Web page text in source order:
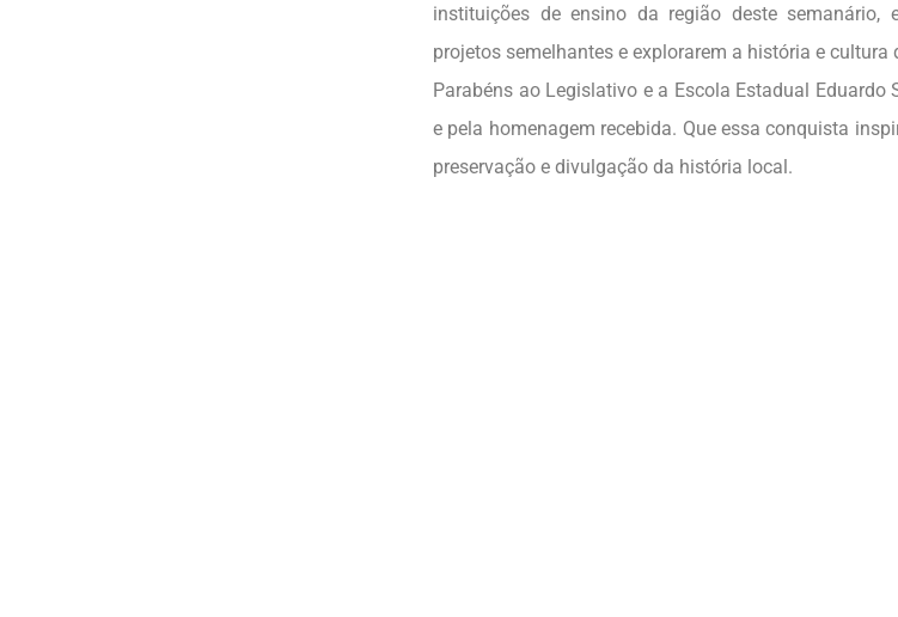
instituições de ensino da região deste semanário,
projetos semelhantes e explorarem a história e cultura
Parabéns ao Legislativo e a Escola Estadual
e pela homenagem recebida. Que essa conquista
preservação e divulgação da história local.